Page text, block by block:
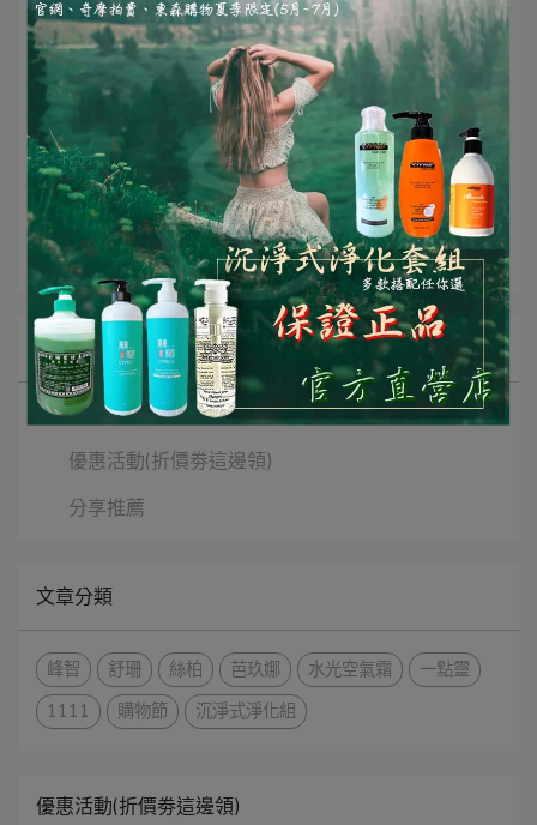
文章分類 舒珊 水光空氣霜
一點靈
所有文章主題
新消息
優惠活動(折價劵這邊領)
分享推薦
文章分類
峰智 舒珊 絲柏 芭玖娜 水光空氣霜 一點靈
1111 購物節 沉淨式淨化組
優惠活動(折價劵這邊領)